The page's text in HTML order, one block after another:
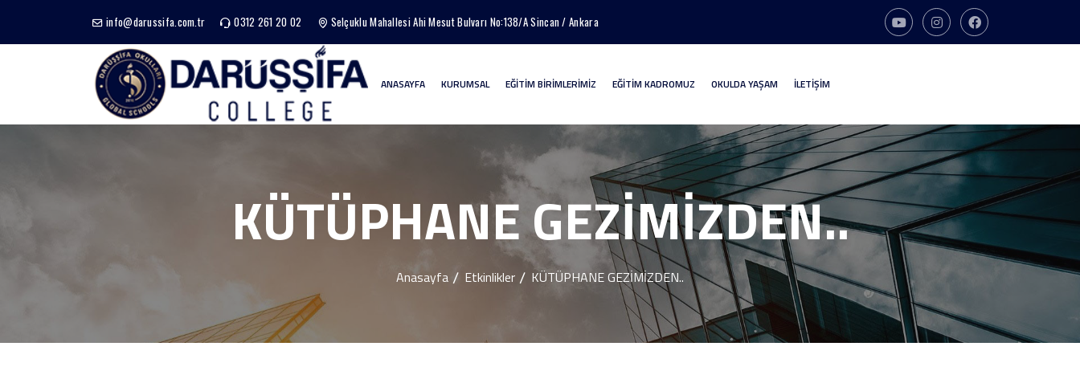
info@darussifa.com.tr 0312 261 20 02 Selçuklu Mahallesi Ahi Mesut Bulvarı No:138/A Sincan / Ankara
ANASAYFA KURUMSAL EĞİTİM BİRİMLERİMİZ EĞİTİM KADROMUZ OKULDA YAŞAM İLETİŞİM
KÜTÜPHANE GEZİMİZDEN..
Anasayfa Etkinlikler KÜTÜPHANE GEZİMİZDEN..